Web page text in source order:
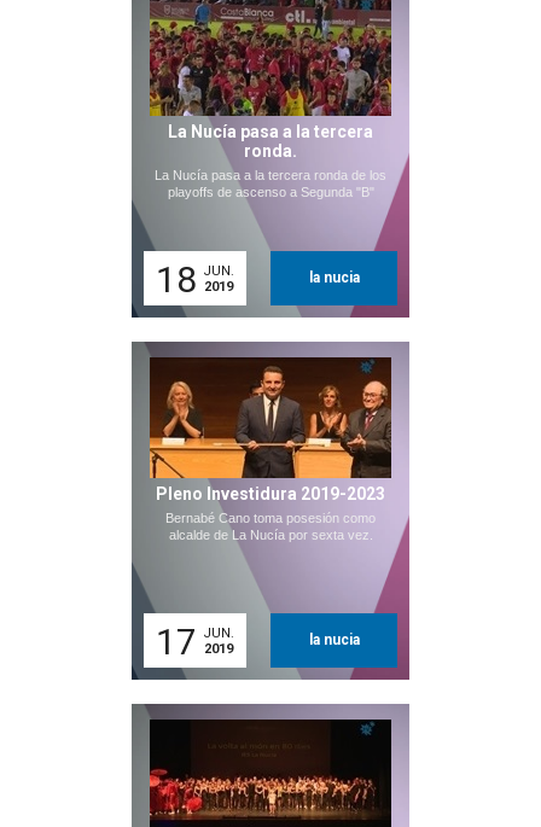
La Nucía pasa a la tercera
ronda.
La Nucía pasa a la tercera ronda de los
playoffs de ascenso a Segunda "B"
18 JUN.
2019
la nucia
Pleno Investidura 2019-2023
Bernabé Cano toma posesión como
alcalde de La Nucía por sexta vez.
17
JUN.
2019
la nucia